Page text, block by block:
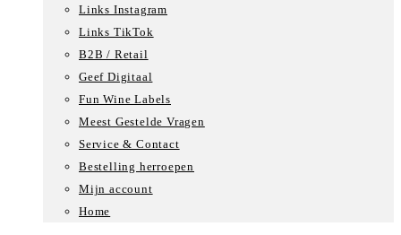
Links Instagram
Links TikTok
B2B / Retail
Geef Digitaal
Fun Wine Labels
Meest Gestelde Vragen
Service & Contact
Bestelling herroepen
Mijn account
Home